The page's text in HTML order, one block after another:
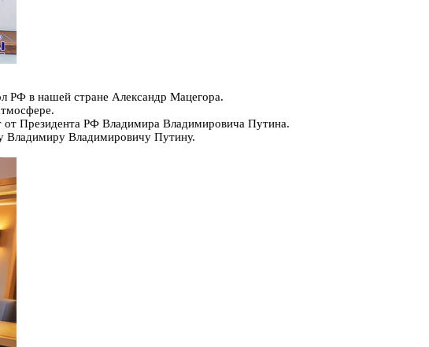
РФ в нашей стране Александр Мацегора.
Президента РФ Владимира Владимировича Путина.
Владимиру Владимировичу Путину.